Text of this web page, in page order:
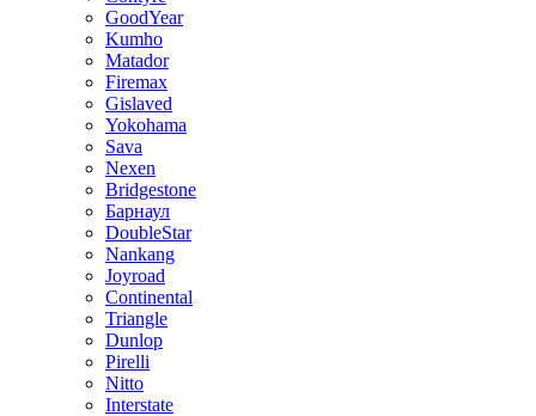
GoodYear
Kumho
Matador
Firemax
Gislaved
Yokohama
Sava
Nexen
Bridgestone
Барнаул
DoubleStar
Nankang
Joyroad
Continental
Triangle
Dunlop
Pirelli
Nitto
Interstate